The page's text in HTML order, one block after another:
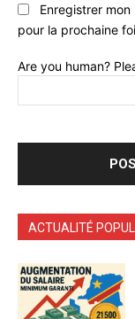
Enregistrer
pour la prochaine
Are you human?
ACTUALITÉ